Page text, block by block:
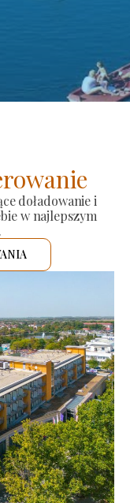
doładowanie i
w najlepszym